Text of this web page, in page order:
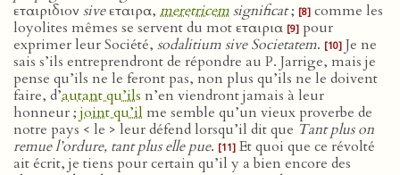
εταιριδιον siveεταιρα, meretricemsignificat; [8] comme les
loyolites mêmes se servent du mot εταιρια [9] pour
exprimer leur Société, sodalitium sive Societatem. [10] Je ne
sais s’ils entreprendront de répondre au P. Jarrige, mais je
pense qu’ils ne le feront pas, non plus qu’ils ne le doivent
faire, d’autant qu’ils n’en viendront jamais à leur
honneur ;joint qu’il me semble qu’un vieux proverbe de
notre pays < le > leur défend lorsqu’il dit que Tant plus on
remue l’ordure, tant plus elle pue. [11] Et quoi que ce révolté
ait écrit, je tiens pour certain qu’il y a bien encore des